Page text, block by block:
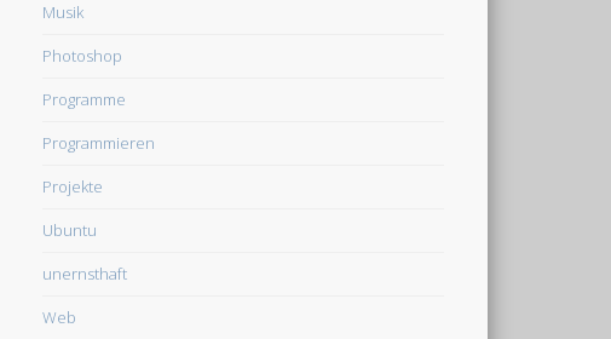
Musik
Photoshop
Programme
Programmieren
Projekte
Ubuntu
unernsthaft
Web